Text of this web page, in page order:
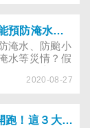
些傳統小吃容
最好少吃進口
暴雨強灌 沙包怎麼疊才能預防淹水？這樣緩解大水過後，除濕、大掃除引起的痠痛
淹水、防颱小
水等災情？假
，又要注意什
2020-08-27
600元紙本藝Fun券2.0開跑！這３大族群可登記，申請流程報你知